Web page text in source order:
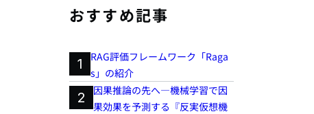
おすすめ記事
1
RAG評価フレームワーク「Raga
s」の紹介
2
因果推論の先へ―機械学習で因
果効果を予測する『反実仮想機